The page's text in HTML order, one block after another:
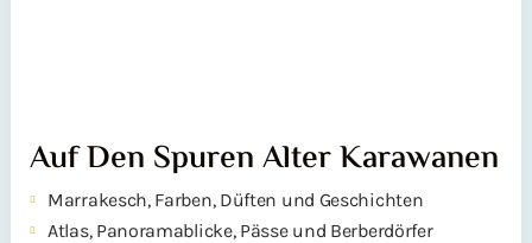
Auf Den Spuren Alter Karawanen
Marrakesch, Farben, Düften und Geschichten
Atlas, Panoramablicke, Pässe und Berberdörfer